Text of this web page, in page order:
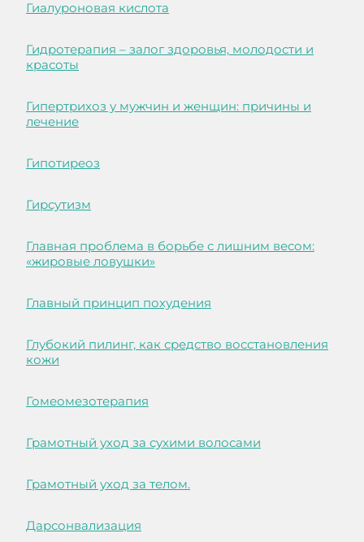
Гиалуроновая кислота
Гидротерапия – залог здоровья, молодости и
красоты
Гипертрихоз у мужчин и женщин: причины и
лечение
Гипотиреоз
Гирсутизм
Главная проблема в борьбе с лишним весом:
«жировые ловушки»
Главный принцип похудения
Глубокий пилинг, как средство восстановления
кожи
Гомеомезотерапия
Грамотный уход за сухими волосами
Грамотный уход за телом.
Дарсонвализация